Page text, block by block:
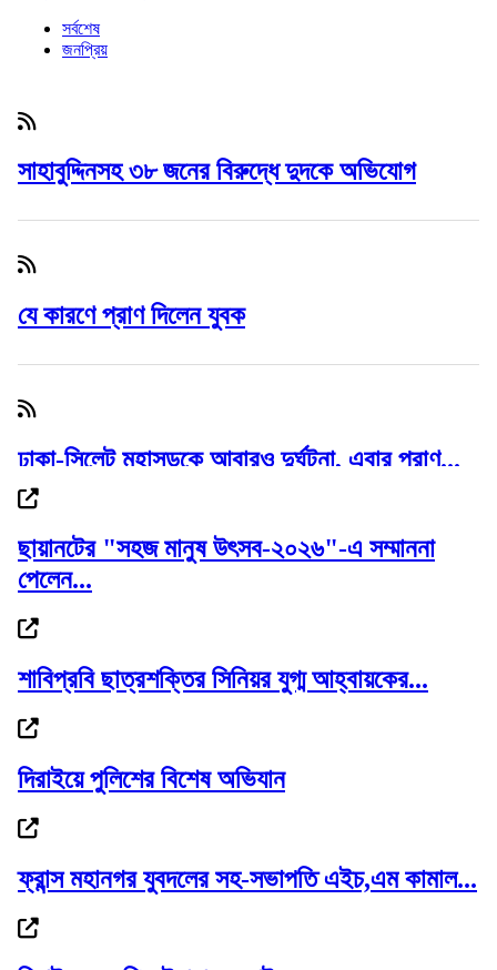
সর্বশেষ
জনপ্রিয়
সাহাবুদ্দিনসহ ৩৮ জনের বিরুদ্ধে দুদকে অভিযোগ
যে কারণে প্রাণ দিলেন যুবক
ঢাকা-সিলেট মহাসড়কে আবারও দুর্ঘটনা, এবার প্রাণ...
যুদ্ধপূর্ব অবস্থায় আর ফিরবে না হরমুজ প্রণালি:...
হাসিনা ও হাদি হত্যাকারীদের ফেরত পাঠাতে...
সিসি ক্যামেরায় ‘ক্লিন ও ক্লিয়ার’ পরীক্ষা, তাই...
ছায়ানটের "সহজ মানুষ উৎসব-২০২৬"-এ সম্মাননা
পেলেন...
শাবিপ্রবি ছাত্রশক্তির সিনিয়র যুগ্ম আহ্বায়কের...
দিরাইয়ে পুলিশের বিশেষ অভিযান
ফ্রান্স মহানগর যুবদলের সহ-সভাপতি এইচ,এম কামাল...